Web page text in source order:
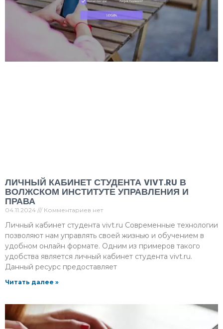
ЛИЧНЫЙ КАБИНЕТ СТУДЕНТА VIVT.RU В
ВОЛЖСКОМ ИНСТИТУТЕ УПРАВЛЕНИЯ И
ПРАВА
04.11.2024 Комментариев нет
Личный кабинет студента vivt.ru Современные технологии
позволяют нам управлять своей жизнью и обучением в
удобном онлайн формате. Одним из примеров такого
удобства является личный кабинет студента vivt.ru.
Данный ресурс предоставляет
Читать далее »